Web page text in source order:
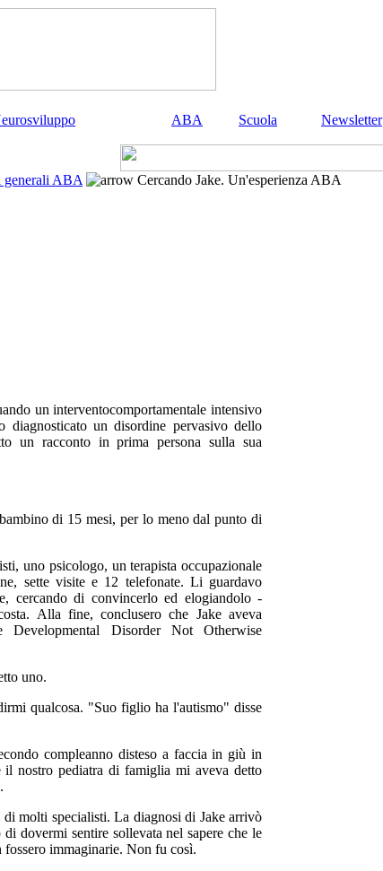
ABA Scuola Newsletter
generali ABA
Cercando Jake. Un'esperienza ABA
un interventocomportamentale intensivo
un disordine pervasivo dello
un racconto in prima persona sulla sua
di 15 mesi, per lo meno dal punto di
uno psicologo, un terapista occupazionale
sette visite e 12 telefonate. Li guardavo
cercando di convincerlo ed elogiandolo -
Alla fine, conclusero che Jake aveva
Developmental Disorder Not Otherwise
uno.
qualcosa. "Suo figlio ha l'autismo" disse
compleanno disteso a faccia in giù in
nostro pediatra di famiglia mi aveva detto
molti specialisti. La diagnosi di Jake arrivò
dovermi sentire sollevata nel sapere che le
immaginarie. Non fu così.